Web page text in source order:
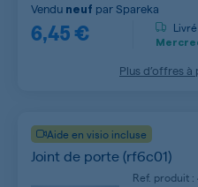
6,45 €
Vendu neuf parSpareka
Plus d’offres
Aide en visio incluse
Joint de porte (rf6c01)
Ref. produit